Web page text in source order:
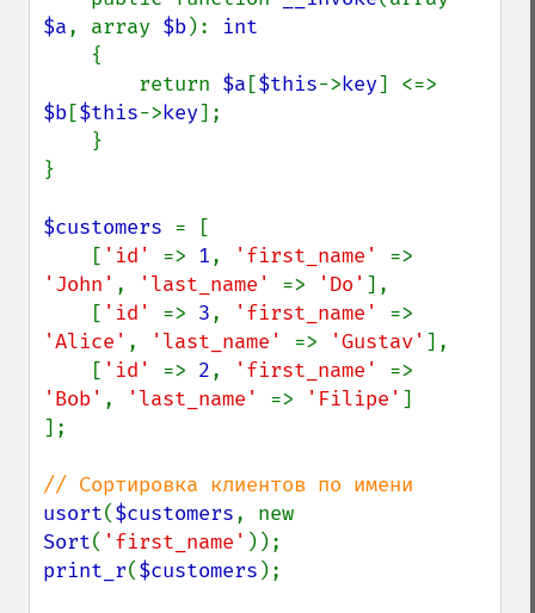
$a, array $b): int
{
        return
$a [$this->key
$b[$this->key];
}
$customers = [
    [
'id' => 1, 'first_name'
'John' , 'last_name' => 'Do' ],
    [
'id' => 3, 'first_name'
'Alice' , 'last_name' => 'Gustav' ],
    [
'id' => 2, 'first_name'
'Bob' , 'last_name' => 'Filipe' ]
];
usort($customers
Sort( 'first_name'
print_r($customers );